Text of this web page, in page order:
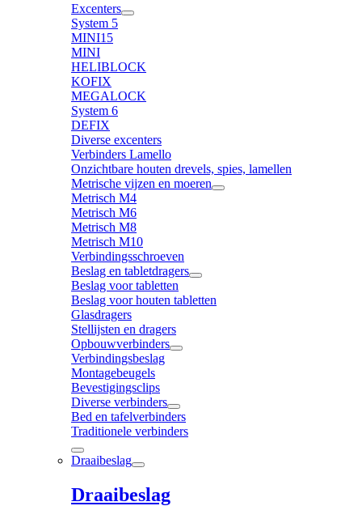
Excenters
System 5
MINI15
MINI
HELIBLOCK
KOFIX
MEGALOCK
System 6
DEFIX
Diverse excenters
Verbinders Lamello
Onzichtbare houten drevels, spies, lamellen
Metrische vijzen en moeren
Metrisch M4
Metrisch M6
Metrisch M8
Metrisch M10
Verbindingsschroeven
Beslag en tabletdragers
Beslag voor tabletten
Beslag voor houten tabletten
Glasdragers
Stellijsten en dragers
Opbouwverbinders
Verbindingsbeslag
Montagebeugels
Bevestigingsclips
Diverse verbinders
Bed en tafelverbinders
Traditionele verbinders
Draaibeslag
Draaibeslag